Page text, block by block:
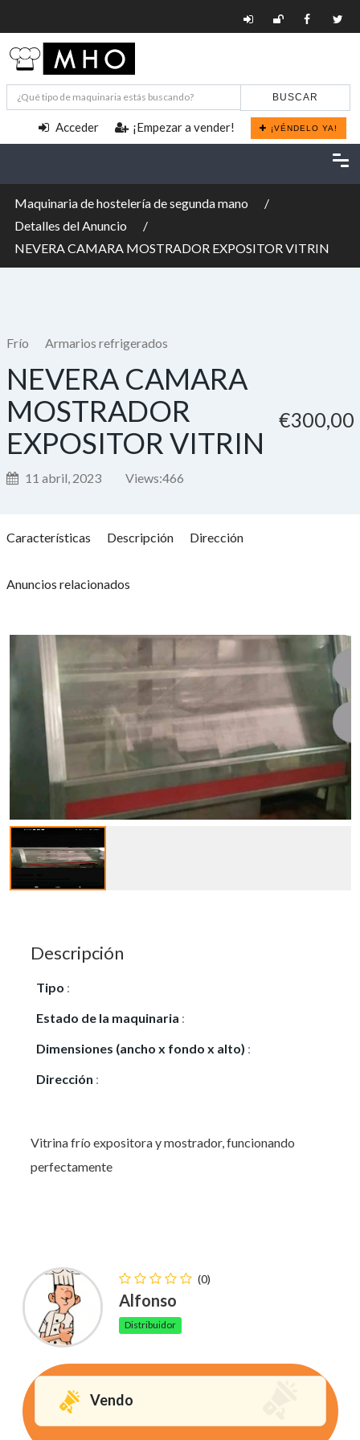
BUSCAR
Acceder ¡Empezar a vender! ¡VÉNDELO YA!
Maquinaria de hostelería de segunda mano
Detalles del Anuncio
NEVERA CAMARA MOSTRADOR EXPOSITOR VITRIN
Frío Armarios refrigerados
NEVERA CAMARA
MOSTRADOR
EXPOSITOR VITRIN
11 abril, 2023 Views:466
€300,00
Características Descripción Dirección
Anuncios relacionados
Descripción
Tipo :
Estado de la maquinaria :
Dimensiones (ancho x fondo x alto) :
Dirección :
Vitrina frío expositora y mostrador, funcionando
perfectamente
(0)
Alfonso
Distribuidor
Vendo